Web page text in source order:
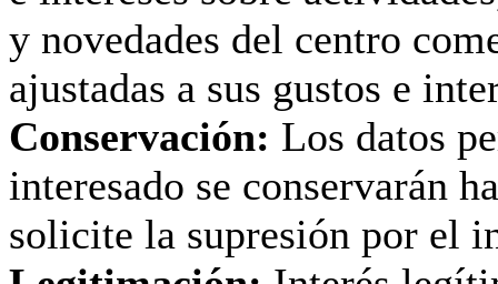
y novedades del centro
ajustadas a sus gustos e
Conservación: Los datos
interesado se conservarán
solicite la supresión por el